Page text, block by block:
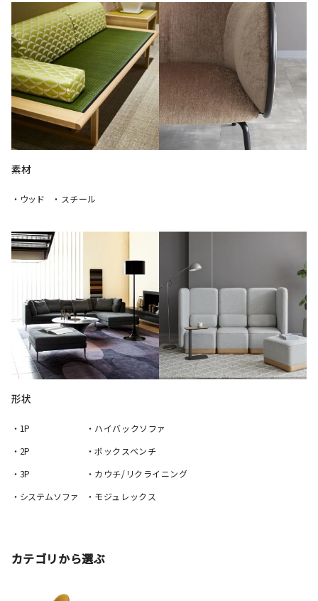
素材
・ウッド ・スチール
形状
・1P
・2P
・3P
・システムソファ
・ハイバックソファ
・ボックスベンチ
・カウチ/リクライニング
・モジュレックス
カテゴリから選ぶ